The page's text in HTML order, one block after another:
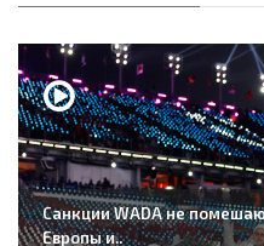
Санкции WADA не
Европы и..